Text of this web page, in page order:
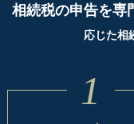
相続税の申告を専
応じた相
1